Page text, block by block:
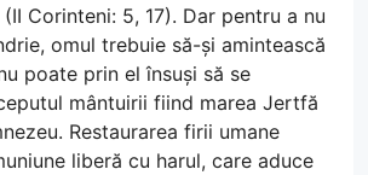
Corinteni: 5, 17). Dar pentru a nu
omul trebuie să-și amintească
poate prin el însuși să se
mântuirii fiind marea Jertfă
Restaurarea firii umane
liberă cu harul, care aduce